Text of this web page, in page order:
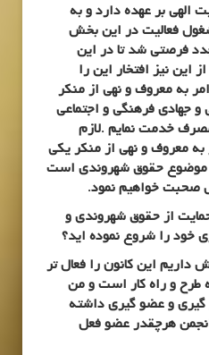
الهی بر عهده دارد و به
فعالیت در این بخش
فرصتی شد تا در این
نیز افتخار این را
به معروف و نهی از منکر
جهادی فرهنگی و اجتماعی
خدمت نمایم .لازم
معروف و نهی از منکر یکی
موضوع حقوق شهروندی است
صحبت خواهیم نمود.
از حقوق شهروندی و
خود را شروع نموده اید؟
داریم این کانون را فعال تر
طرح و راه کار است و من
گیری و عضو گیری داشته
هرچقدر عضو فعل